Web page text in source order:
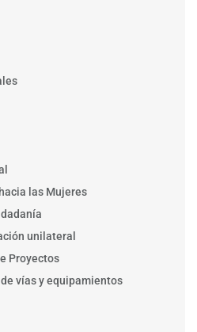
las Mujeres
unilateral
Proyectos
vías y equipamientos